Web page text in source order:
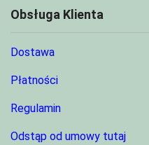
Obsługa Klienta
Dostawa
Płatności
Regulamin
Odstąp od umowy tutaj